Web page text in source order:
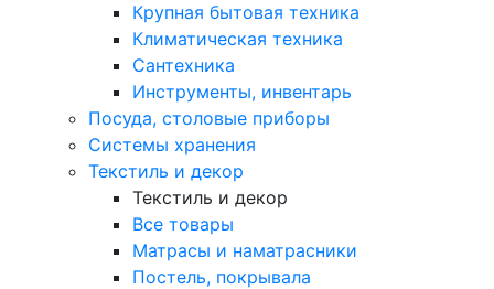
Крупная бытовая техника
Климатическая техника
Сантехника
Инструменты, инвентарь
Посуда, столовые приборы
Системы хранения
Текстиль и декор
Текстиль и декор
Все товары
Матрасы и наматрасники
Постель, покрывала